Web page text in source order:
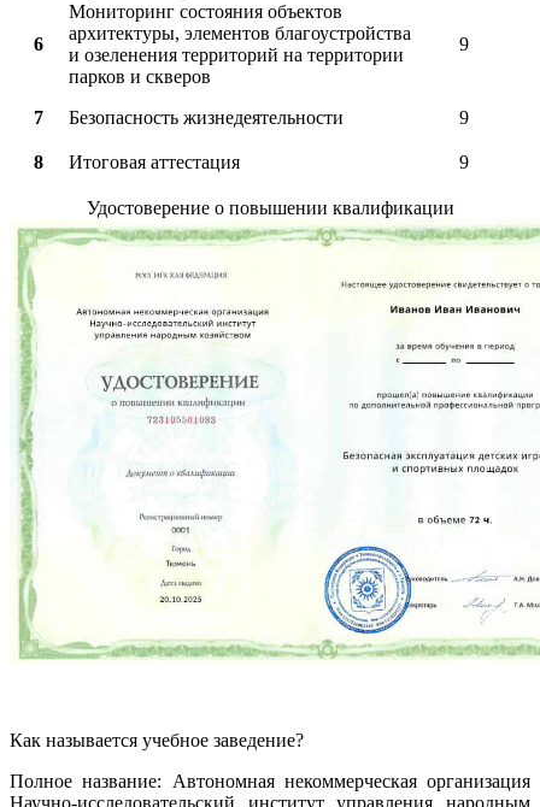
6
Мониторинг состояния объектов
архитектуры, элементов благоустройства
и озеленения территорий на территории
парков и скверов
9
7 Безопасность жизнедеятельности 9
8 Итоговая аттестация 9
Удостоверение о повышении квалификации
Как называется учебное заведение?
Полное название: Автономная некоммерческая организация